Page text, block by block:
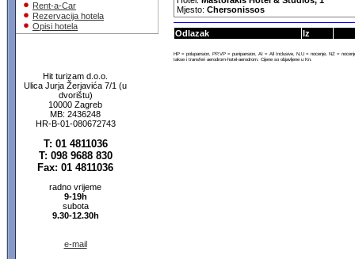
Rent-a-Car
Rezervacija hotela
Opisi hotela
Hit turizam d.o.o.
Ulica Jurja Žerjavića 7/1 (u
dvorištu)
10000 Zagreb
MB: 2436248
HR-B-01-080672743
T: 01 4811036
T: 098 9688 830
Fax: 01 4811036
radno vrijeme
9-19h
subota
9.30-12.30h
e-mail
Mjesto: Chersonissos
Odlazak Iz
HP = polupansion, PP,VP = punipansion, AI = All Inclusive, N,U = nocenje, NZ =
takse i transferi aerodrom-hotel-aerodrom. Cijene so objavljene u Kn.